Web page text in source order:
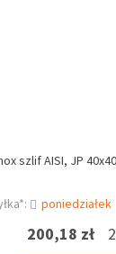
szlif AISI, JP
poniedziałek
200,18 zł